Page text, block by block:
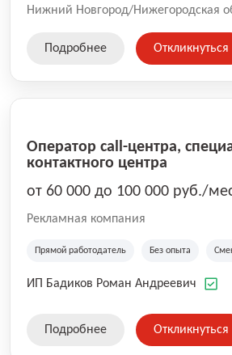
Нижний Новгород/Нижегородская
Подробнее Откликнуться
Оператор call-центра,
контактного центра
от 60 000 до 100 000 руб./
Рекламная компания
Прямой работодатель Без опыта
ИП Бадиков Роман Андреевич
Подробнее Откликнуться